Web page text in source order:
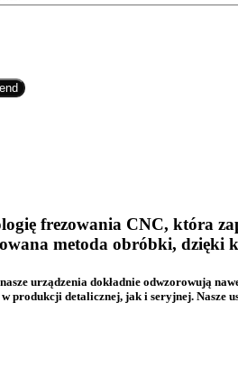
frezowania CNC, która
metoda obróbki,
urządzenia dokładnie odwzorowują
produkcji detalicznej, jak i seryjnej. Nasze